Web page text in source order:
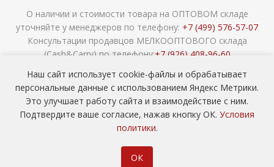
О наличии и стоимости товара на ОПТОВОМ складе
уточняйте у менеджеров по телефону: +7 (499) 576-57-07
Консультации продавцов МЕЛКООПТОВОГО склада
(Cash&Carry) по телефону:+7 (926) 408-96-60
сада ОПТОМ
Наш сайт использует cookie-файлы и обрабатывает
персональные данные с использованием Яндекс Метрики.
Это улучшает работу сайта и взаимодействие с ним.
Подтвердите ваше согласие, нажав кнопку ОК. Условия
политики.
ОК